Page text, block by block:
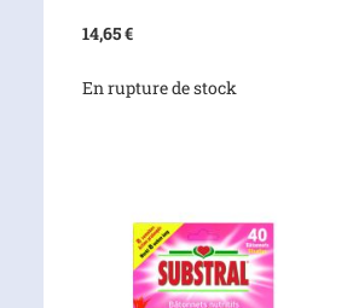
14,65 €
En rupture de stock